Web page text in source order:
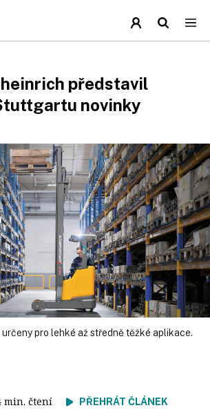
představil
novinky
určeny pro lehké až středně těžké aplikace.
min. čtení PŘEHRÁT ČLÁNEK